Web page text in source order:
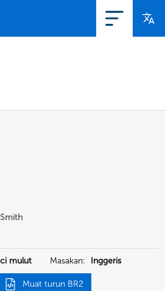
mulut Masakan: Inggeris
Muat turun BR2